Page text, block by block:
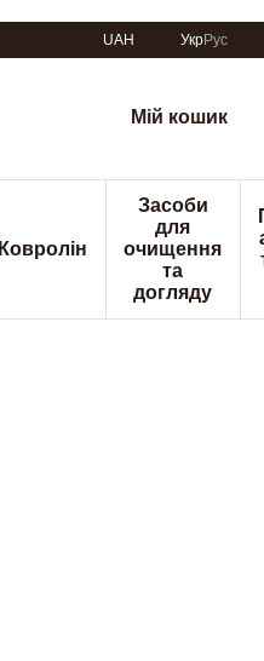
UAH УкрРус
Мій кошик
Ковролін
Засоби
для
очищення
та
догляду